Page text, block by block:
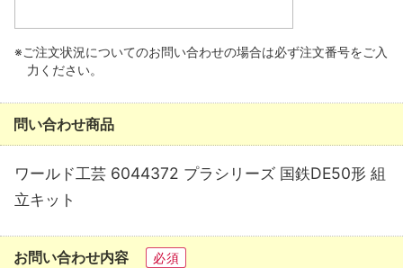
※ご注文状況についてのお問い合わせの場合は必ず注文番号をご入
力ください。
問い合わせ商品
ワールド工芸 6044372 プラシリーズ 国鉄DE50形 組
立キット
お問い合わせ内容 必須